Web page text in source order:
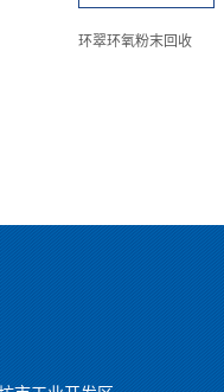
环翠环氧粉末回收